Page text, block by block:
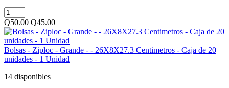
500
ml
-
Original
-
1
cantidad
Bolsas
-
Ziploc
-
Sandwich
-
Centimetros
Q50.00 Original
price
was:
Q50.00.
Q45.00Current
price
is:
Q45.00.
Bolsas - Ziploc - Grande - - 26X8X27.3 Centimetros - Caja de 20
unidades - 1 Unidad
14 disponibles